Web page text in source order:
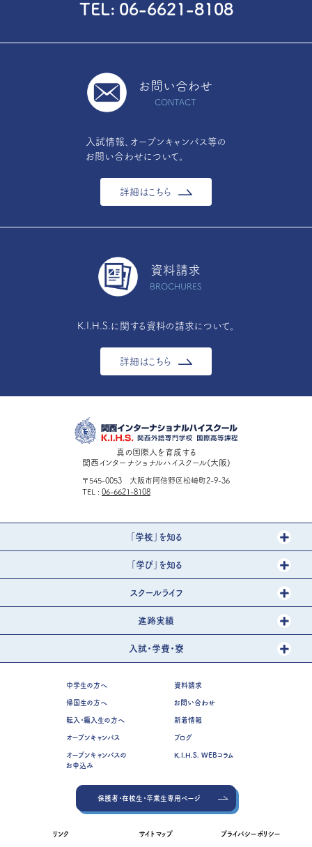
TEL 06-6621-8108
お問い合わせ
CONTACT
入試情報、オープンキャンパス等の
お問い合わせについて。
詳細はこちら
資料請求
BROCHURES
K.I.H.S.に関する資料の請求について。
詳細はこちら
真の国際人を育成する
関西インターナショナルハイスクール(大阪)
〒545-0053 大阪市阿倍野区松崎町2-9-36
TEL
06-6621-8108
「学校」を知る
「学び」を知る
スクールライフ
進路実績
入試・学費・寮
中学生の方へ
帰国生の方へ
転入・編入生の方へ
オープンキャンパス
オープンキャンパスの
お申込み
資料請求
お問い合わせ
新着情報
ブログ
K.I.H.S. WEBコラム
保護者・在校生・卒業生専用ページ
リンク サイトマップ プライバシーポリシー